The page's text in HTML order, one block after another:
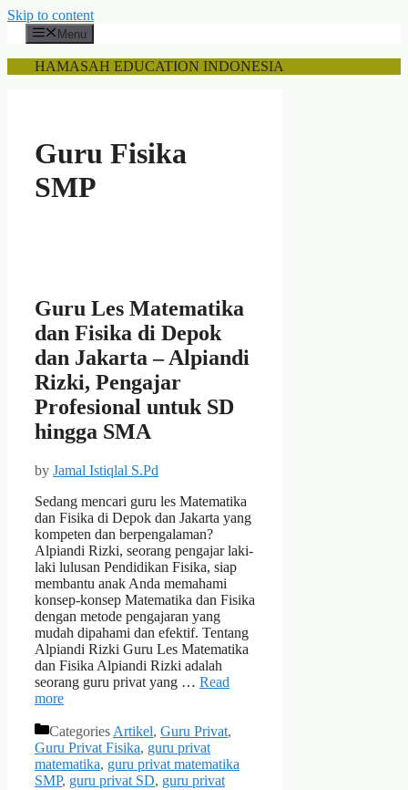
Skip to content
Menu
HAMASAH EDUCATION INDONESIA
Guru Fisika
SMP
Guru Les Matematika
dan Fisika di Depok
dan Jakarta – Alpiandi
Rizki, Pengajar
Profesional untuk SD
hingga SMA
by Jamal Istiqlal S.Pd
Sedang mencari guru les Matematika
dan Fisika di Depok dan Jakarta yang
kompeten dan berpengalaman?
Alpiandi Rizki, seorang pengajar laki-
laki lulusan Pendidikan Fisika, siap
membantu anak Anda memahami
konsep-konsep Matematika dan Fisika
dengan metode pengajaran yang
mudah dipahami dan efektif. Tentang
Alpiandi Rizki Guru Les Matematika
dan Fisika Alpiandi Rizki adalah
seorang guru privat yang … Read
more
Categories Artikel, Guru Privat,
Guru Privat Fisika, guru privat
matematika, guru privat matematika
SMP, guru privat SD, guru privat